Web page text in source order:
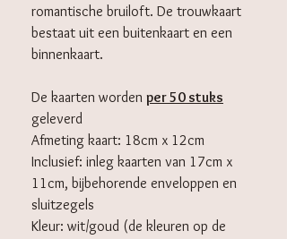
romantische bruiloft. De trouwkaart
bestaat uit een buitenkaart en een
binnenkaart.
De kaarten worden per 50 stuks
geleverd
Afmeting kaart: 18cm x 12cm
Inclusief: inleg kaarten van 17cm x
11cm, bijbehorende enveloppen en
sluitzegels
Kleur: wit/goud (de kleuren op de